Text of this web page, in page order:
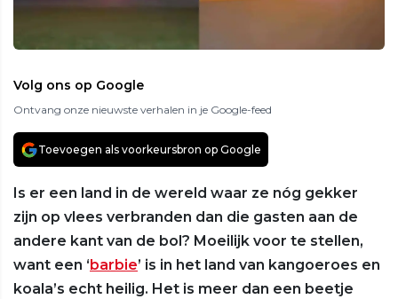
Volg ons op Google
Ontvang onze nieuwste verhalen in je Google-feed
Toevoegen als voorkeursbron op Google
Is er een land in de wereld waar ze nóg gekker
zijn op vlees verbranden dan die gasten aan de
andere kant van de bol? Moeilijk voor te stellen,
want een ‘barbie’ is in het land van kangoeroes en
koala’s echt heilig. Het is meer dan een beetje